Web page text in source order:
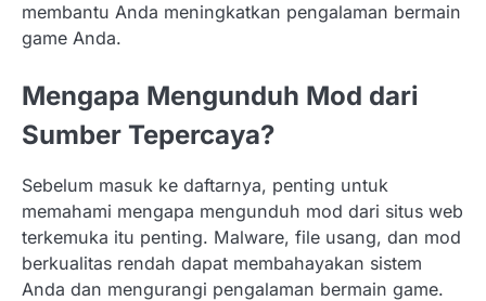
membantu Anda meningkatkan pengalaman bermain
game Anda.
Mengapa Mengunduh Mod dari
Sumber Tepercaya?
Sebelum masuk ke daftarnya, penting untuk
memahami mengapa mengunduh mod dari situs web
terkemuka itu penting. Malware, file usang, dan mod
berkualitas rendah dapat membahayakan sistem
Anda dan mengurangi pengalaman bermain game.